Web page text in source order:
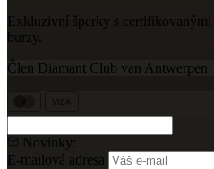
Exkluzivní šperky s
burzy.
Člen Diamant Club van Antwerpen
Novinky:
E-mailová adresa